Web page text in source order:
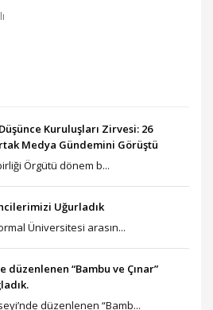
Kuruluşları Zirvesi: 26
Medya Gündemini Görüştü
Örgütü dönem b...
Uğurladık
Üniversitesi arasın...
düzenlenen “Bambu ve Çınar”
düzenlenen “Bamb...